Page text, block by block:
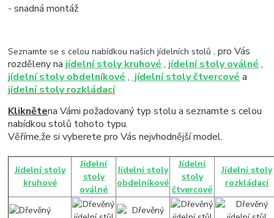
- snadná montáž
Seznamte se s celou nabídkou našich jídelních stolů ,pro Vás
rozděleny na jídelní stoly kruhové , jídelní stoly oválné ,
jídelní stoly obdelníkové , jídelní stoly čtvercové a
jídelní stoly rozkládací
Kliknětena Vámi požadovaný typ stolu a seznamte s celou
nabídkou stolů tohoto typu.
Věříme,že si vyberete pro Vás nejvhodnější model.
Jídelní stoly
kruhové
Jídelní
stoly
oválné
Jídelní stoly
obdelníkové
Jídelní
stoly
čtvercové
Jídelní stoly
rozkládací